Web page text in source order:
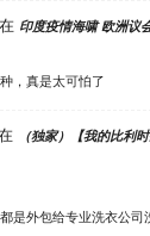
印度疫情海啸 欧洲议
，真是太可怕了
（独家）【我的比利
是外包给专业洗衣公司